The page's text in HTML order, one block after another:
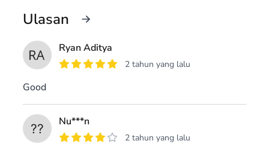
Ulasan
Ryan Aditya
2 tahun yang lalu
Good
Nu***n
2 tahun yang lalu